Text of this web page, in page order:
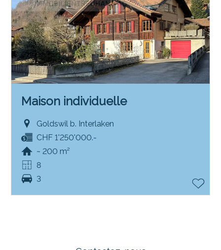
Maison individuelle
Goldswil b. Interlaken
CHF 1'250'000.-
~ 200 m²
8
3